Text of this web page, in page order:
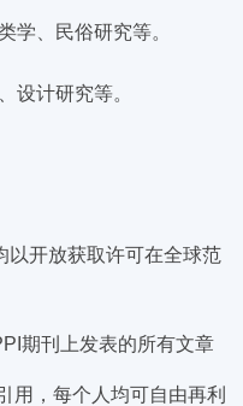
学、民俗研究等。
设计研究等。
以开放获取许可在全球范
期刊上发表的所有文章
用，每个人均可自由再利